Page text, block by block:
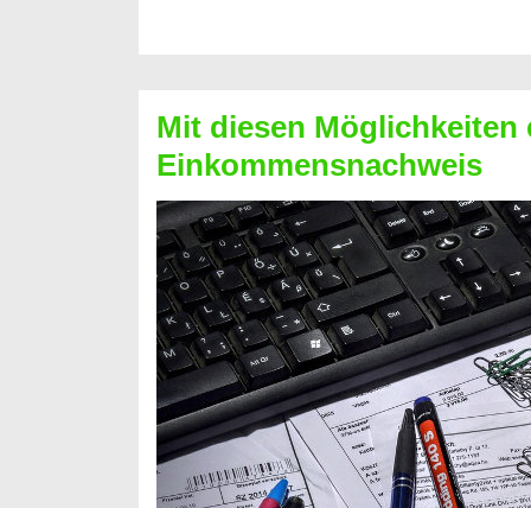
Mit diesen Möglichkeiten
Einkommensnachweis